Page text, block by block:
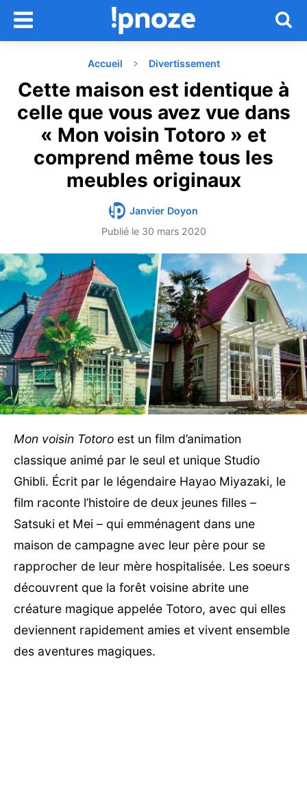
Accueil Divertissement
Cette maison est identique à
celle que vous avez vue dans
« Mon voisin Totoro » et
comprend même tous les
meubles originaux
Janvier Doyon
Publié le 30 mars 2020
Mon voisin Totoro est un film d’animation
classique animé par le seul et unique Studio
Ghibli. Écrit par le légendaire Hayao Miyazaki, le
film raconte l’histoire de deux jeunes filles –
Satsuki et Mei – qui emménagent dans une
maison de campagne avec leur père pour se
rapprocher de leur mère hospitalisée. Les soeurs
découvrent que la forêt voisine abrite une
créature magique appelée Totoro, avec qui elles
deviennent rapidement amies et vivent ensemble
des aventures magiques.